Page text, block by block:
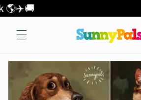
Přejít k
obsahu
položek 🌎✈️🚚